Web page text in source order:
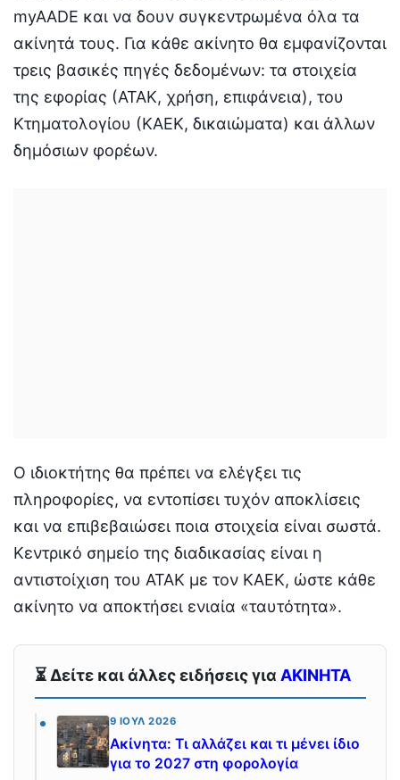
myAADE και να δουν συγκεντρωμένα όλα τα
ακίνητά τους. Για κάθε ακίνητο θα εμφανίζονται
τρεις βασικές πηγές δεδομένων: τα στοιχεία
της εφορίας (ΑΤΑΚ, χρήση, επιφάνεια), του
Κτηματολογίου (ΚΑΕΚ, δικαιώματα) και άλλων
δημόσιων φορέων.
Ο ιδιοκτήτης θα πρέπει να ελέγξει τις
πληροφορίες, να εντοπίσει τυχόν αποκλίσεις
και να επιβεβαιώσει ποια στοιχεία είναι σωστά.
Κεντρικό σημείο της διαδικασίας είναι η
αντιστοίχιση του ΑΤΑΚ με τον ΚΑΕΚ, ώστε κάθε
ακίνητο να αποκτήσει ενιαία «ταυτότητα».
⏳ Δείτε και άλλες ειδήσεις για ΑΚΙΝΗΤΑ
9 ΙΟΎΛ 2026
Ακίνητα: Τι αλλάζει και τι μένει ίδιο
για το 2027 στη φορολογία